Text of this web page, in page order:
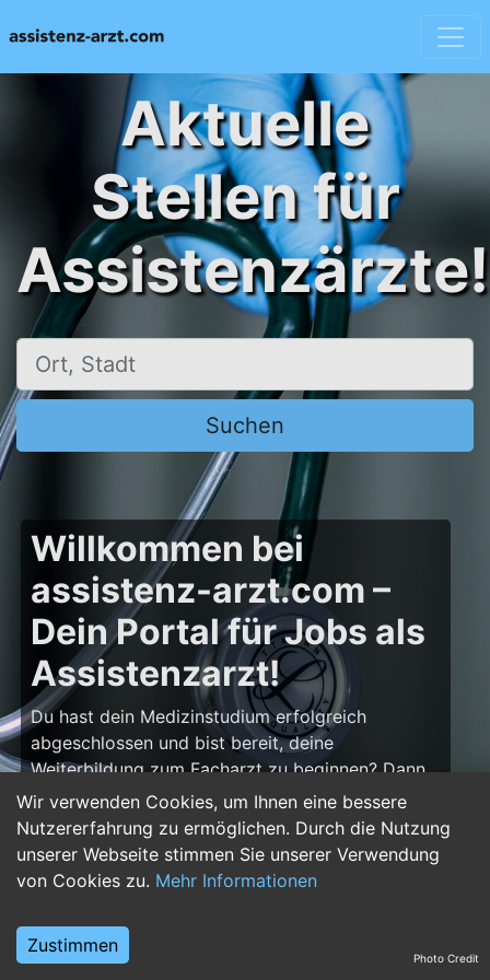
Wir verwenden Cookies, um Ihnen eine bessere
Nutzererfahrung zu ermöglichen. Durch die Nutzung
unserer Webseite stimmen Sie unserer Verwendung
von Cookies zu. Mehr Informationen
Zustimmen
Aktuelle
Stellen für
Assistenzärzte!
Ort, Stadt
Suchen
Willkommen bei
assistenz-arzt.com –
Dein Portal für Jobs als
Assistenzarzt!
Du hast dein Medizinstudium erfolgreich
abgeschlossen und bist bereit, deine
Weiterbildung zum Facharzt zu beginnen? Dann
bist du aufassistenz-arzt.comgenau richtig!
Hier findest du zahlreiche Stellenangebote für
Assistenzärzte in allen Fachrichtungen – von der
Inneren Medizin über die Chirurgie bis hin zur
deine Karriere im Arztberuf und finde die
passende Klinik oder Praxis für deinen nächstenPhoto Credit